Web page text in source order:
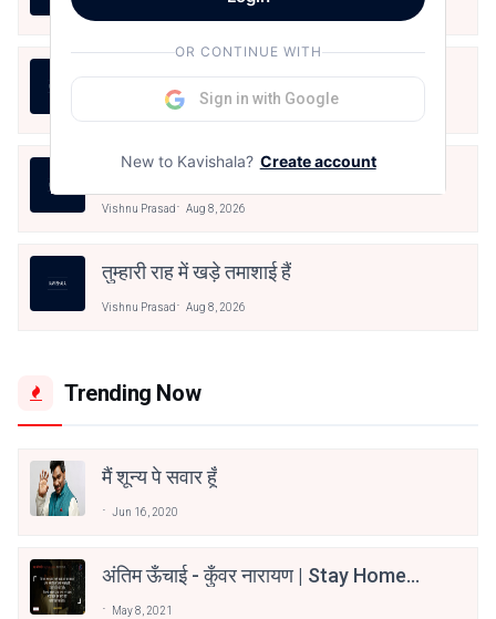
17.थोड़ी थोड़ी शायर सी
Vishnu Prasad Aug 8, 2026
बंद साँझ
Vishnu Prasad Aug 8, 2026
तुम्हारी राह में खड़े तमाशाई हैं
Vishnu Prasad Aug 8, 2026
Trending Now
मैं शून्य पे सवार हूँ
Jun 16, 2020
अंतिम ऊँचाई - कुँवर नारायण | Stay Home
May 8, 2021
OR CONTINUE WITH
Sign in with Google
New to Kavishala? Create account